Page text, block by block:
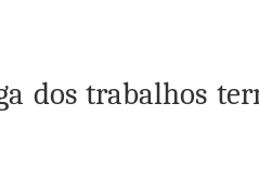
dos trabalhos